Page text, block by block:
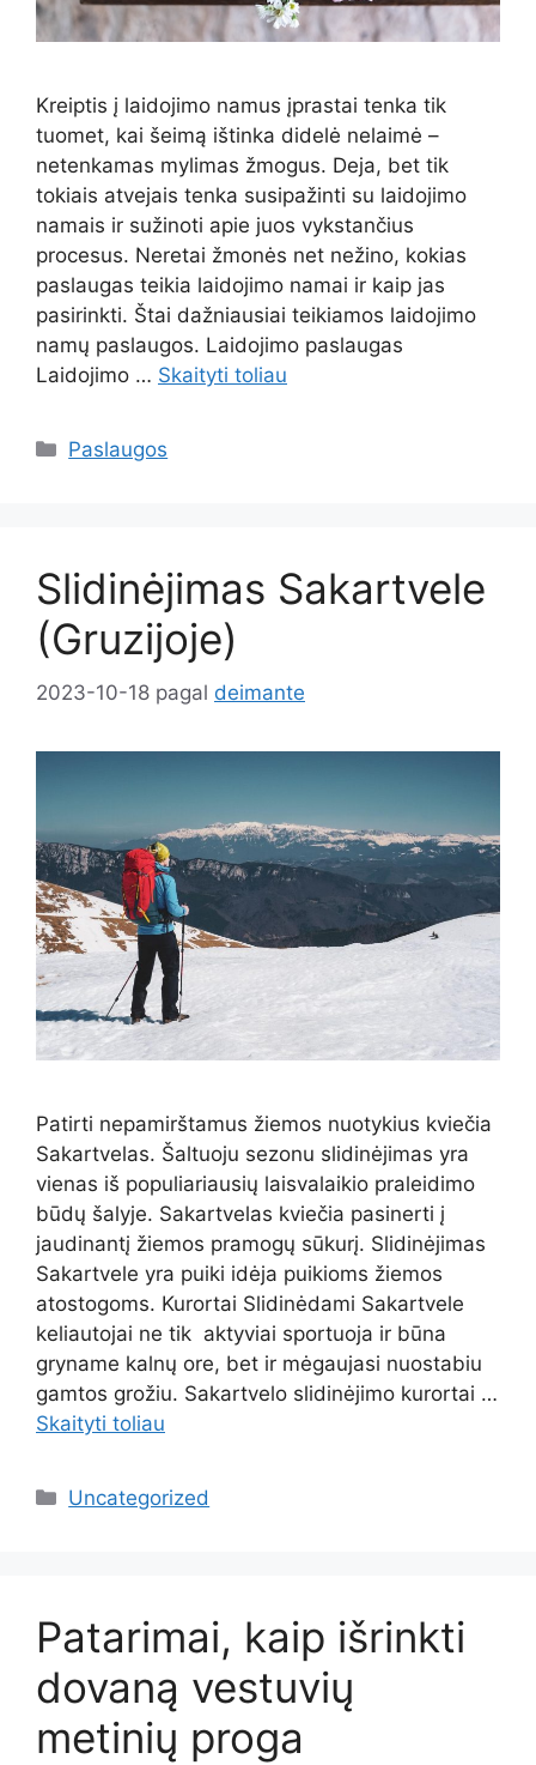
Kreiptis į laidojimo namus įprastai tenka tik
tuomet, kai šeimą ištinka didelė nelaimė –
netenkamas mylimas žmogus. Deja, bet tik
tokiais atvejais tenka susipažinti su laidojimo
namais ir sužinoti apie juos vykstančius
procesus. Neretai žmonės net nežino, kokias
paslaugas teikia laidojimo namai ir kaip jas
pasirinkti. Štai dažniausiai teikiamos laidojimo
namų paslaugos. Laidojimo paslaugas
Laidojimo … Skaityti toliau
Kategorijos
Paslaugos
Slidinėjimas Sakartvele
(Gruzijoje)
2023-10-18 pagal deimante
Patirti nepamirštamus žiemos nuotykius kviečia
Sakartvelas. Šaltuoju sezonu slidinėjimas yra
vienas iš populiariausių laisvalaikio praleidimo
būdų šalyje. Sakartvelas kviečia pasinerti į
jaudinantį žiemos pramogų sūkurį. Slidinėjimas
Sakartvele yra puiki idėja puikioms žiemos
atostogoms. Kurortai Slidinėdami Sakartvele
keliautojai ne tik aktyviai sportuoja ir būna
gryname kalnų ore, bet ir mėgaujasi nuostabiu
gamtos grožiu. Sakartvelo slidinėjimo kurortai …
Skaityti toliau
Kategorijos
Uncategorized
Patarimai, kaip išrinkti
dovaną vestuvių
metinių proga